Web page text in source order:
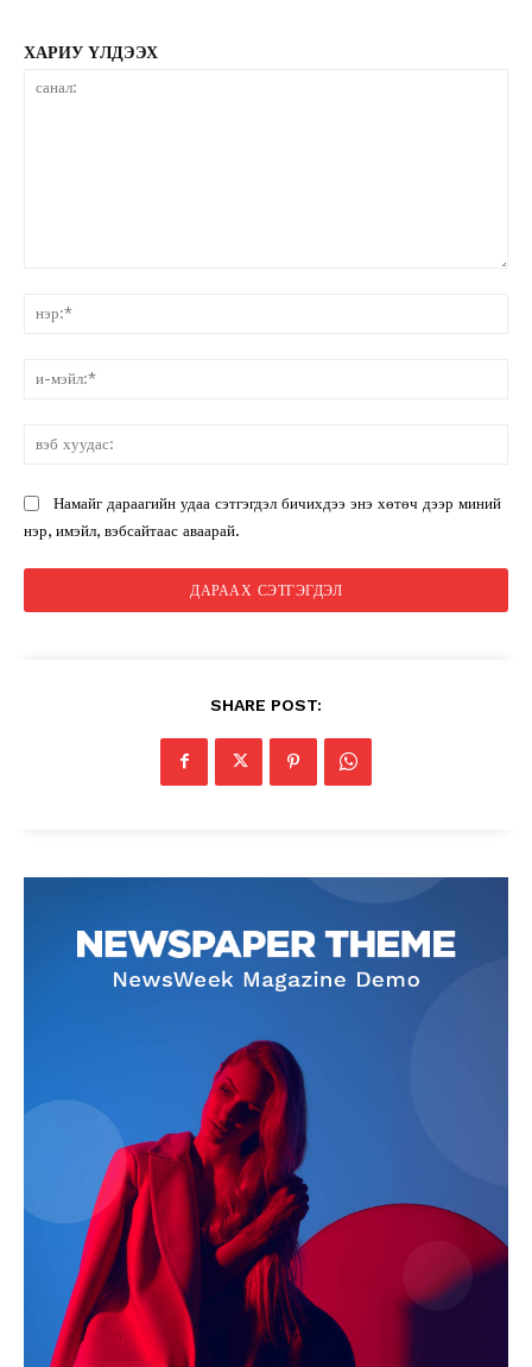
News Week
Magazine PRO
ХАРИУ ҮЛДЭЭХ
Намайг дараагийн удаа сэтгэгдэл бичихдээ энэ хөтөч дээр миний
нэр, имэйл, вэбсайтаас аваарай.
SHARE POST: